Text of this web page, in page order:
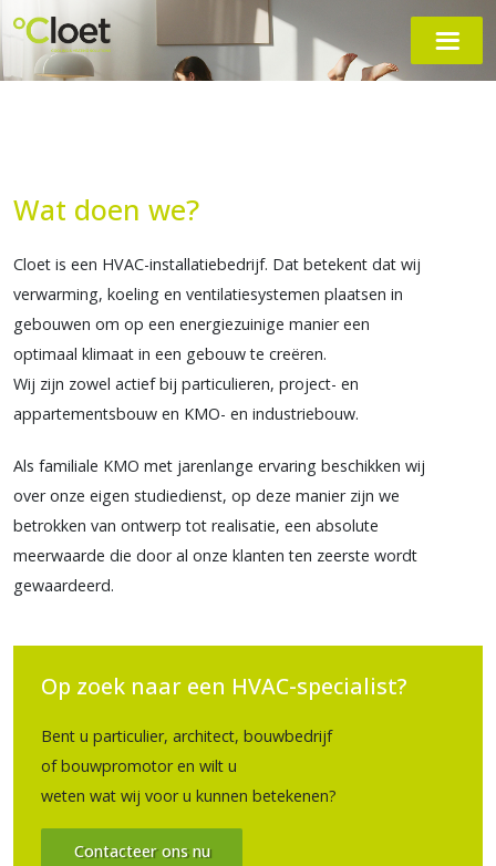
Wat doen we?
Cloet is een HVAC-installatiebedrijf. Dat betekent dat wij
verwarming, koeling en ventilatiesystemen plaatsen in
gebouwen om op een energiezuinige manier een
optimaal klimaat in een gebouw te creëren.
Wij zijn zowel actief bij particulieren, project- en
appartementsbouw en KMO- en industriebouw.
Als familiale KMO met jarenlange ervaring beschikken wij
over onze eigen studiedienst, op deze manier zijn we
betrokken van ontwerp tot realisatie, een absolute
meerwaarde die door al onze klanten ten zeerste wordt
gewaardeerd.
Op zoek naar een HVAC-specialist?
Bent u particulier, architect, bouwbedrijf
of bouwpromotor en wilt u
weten wat wij voor u kunnen betekenen?
Contacteer ons nu